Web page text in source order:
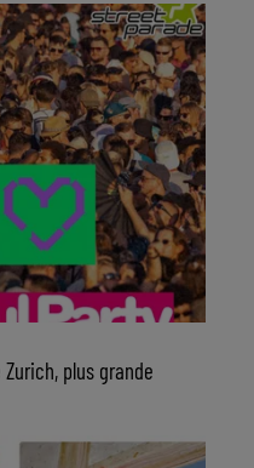
Zurich, plus grande